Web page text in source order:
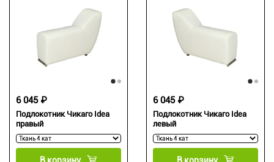
Подлокотник Чикаго Idea
правый
6 045 ₽
В корзину
Подлокотник Чикаго Idea
левый
6 045 ₽
В корзину